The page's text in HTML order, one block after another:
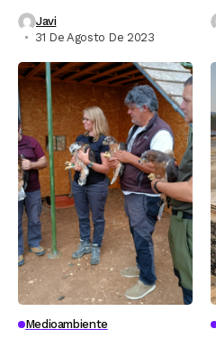
Javi
31 De Agosto De 2023
Medioambiente